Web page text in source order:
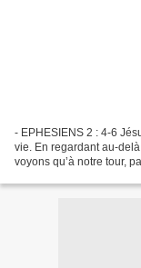
- EPHESIENS 2 : 4-6
vie. En regardant au-
voyons qu’à notre tour,